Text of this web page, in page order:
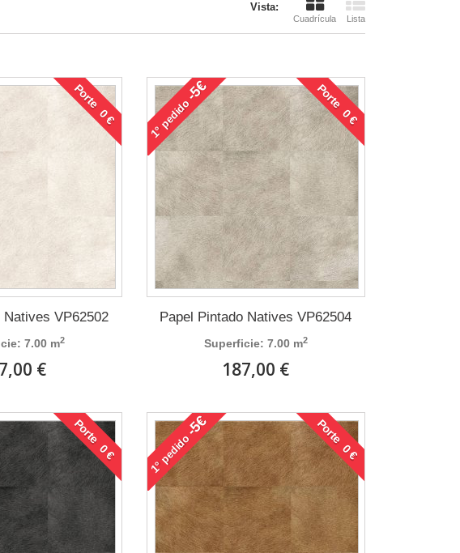
Vista:
Cuadrícula Lista
Porte 0 €
Natives VP62502
7.00 m2
€
1°
pedido
-5€ Porte 0 €
Papel Pintado Natives VP62504
Superficie: 7.00 m2
187,00 €
Porte 0 €
1°
pedido
-5€ Porte 0 €